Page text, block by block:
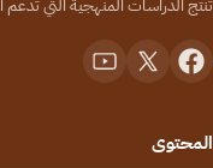
تُنتج الدراسات المنهجية التي تدعم
المحتوى